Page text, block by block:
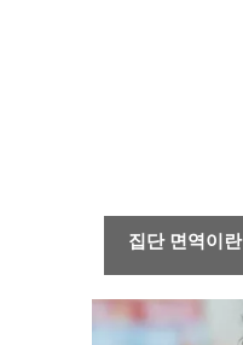
집단 면역이